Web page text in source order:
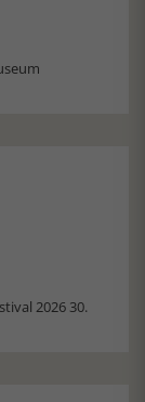
2026 30.